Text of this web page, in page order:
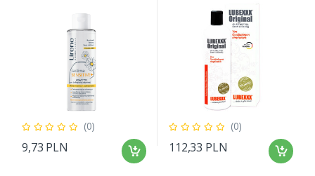
(0)
9,73 PLN
(0)
112,33 PLN